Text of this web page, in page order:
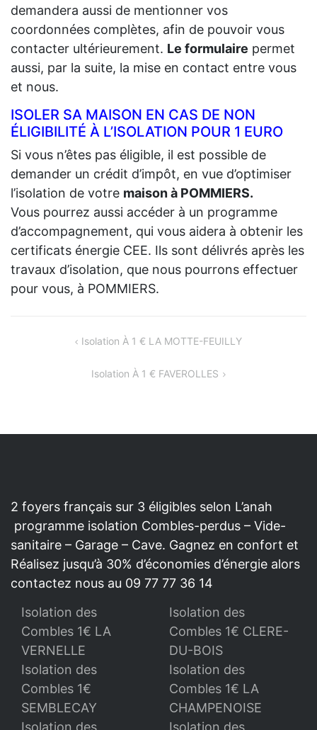
demandera aussi de mentionner vos
coordonnées complètes, afin de pouvoir vous
contacter ultérieurement. Le formulaire permet
aussi, par la suite, la mise en contact entre vous
et nous.
ISOLER SA MAISON EN CAS DE NON
ÉLIGIBILITÉ À L’ISOLATION POUR 1 EURO
Si vous n’êtes pas éligible, il est possible de
demander un crédit d’impôt, en vue d’optimiser
l’isolation de votre maison à POMMIERS.
Vous pourrez aussi accéder à un programme
d’accompagnement, qui vous aidera à obtenir les
certificats énergie CEE. Ils sont délivrés après les
travaux d’isolation, que nous pourrons effectuer
pour vous, à POMMIERS.
NAVIGATIONIsolation À 1 € LA MOTTE-FEUILLY
Isolation À 1 € FAVEROLLES
2 foyers français sur 3 éligibles selon L’anah
programme isolation Combles-perdus – Vide-
sanitaire – Garage – Cave. Gagnez en confort et
Réalisez jusqu’à 30% d’économies d’énergie alors
contactez nous au 09 77 77 36 14
Isolation des
Combles 1€ LA
VERNELLE
Isolation des
Combles 1€ CLERE-
DU-BOIS
Isolation des
Combles 1€
SEMBLECAY
Isolation des
Combles 1€ LA
CHAMPENOISE
Isolation des
Isolation des